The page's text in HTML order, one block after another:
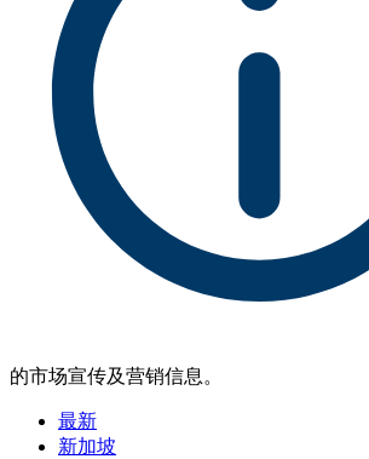
的市场宣传及营销信息。
最新
新加坡